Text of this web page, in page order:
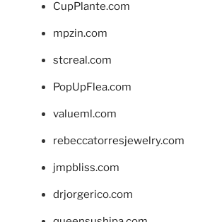
CupPlante.com
mpzin.com
stcreal.com
PopUpFlea.com
valueml.com
rebeccatorresjewelry.com
jmpbliss.com
drjorgerico.com